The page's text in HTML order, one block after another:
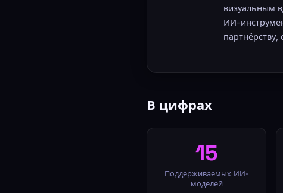
визуальным
ИИ-
В цифрах
15
Поддерживаемых ИИ-
моделей